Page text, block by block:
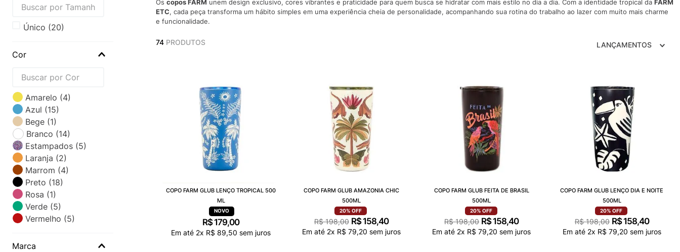
Único (20)
Cor
Amarelo (4)
Azul (15)
Bege (1)
Branco (14)
Estampados (5)
Laranja (2)
Marrom (4)
Preto (18)
Rosa (1)
Verde (5)
Vermelho (5)
Marca
Os copos FARM unem design exclusivo, cores vibrantes e praticidade para quem busca se hidratar com mais estilo no dia a dia. Com a identidade tropical da FARM
ETC, cada peça transforma um hábito simples em uma experiência cheia de personalidade, acompanhando sua rotina do trabalho ao lazer com muito mais charme
e funcionalidade.
74 PRODUTOS LANÇAMENTOS
COPO FARM GLUB LENÇO TROPICAL 500
ML
R$179,00
Em até 2x R$ 89,50 sem juros
COPO FARM GLUB AMAZONIA CHIC
500ML
20% OFF
R$ 198,00 R$ 158,40
Em até 2x R$ 79,20 sem juros
COPO FARM GLUB FEITA DE BRASIL
500ML
20% OFF
R$ 198,00 R$158,40
Em até 2x R$ 79,20 sem juros
COPO FARM GLUB LENÇO DIA E NOITE
500ML
20% OFF
R$ 198,00 R$ 158,40
Em até 2x R$ 79,20 sem juros
10º VANS TÊNIS VANS ULTRARANGE